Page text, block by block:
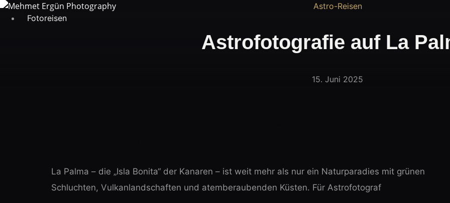
Zum
Inhalt
Fotoreisen
Astro-Reisen
Astrofotografie auf La
15. Juni 2025
La Palma – die „Isla Bonita“ der Kanaren – ist weit mehr als nur ein Naturparadies mit grünen
Schluchten, Vulkanlandschaften und atemberaubenden Küsten. Für Astrofotograf